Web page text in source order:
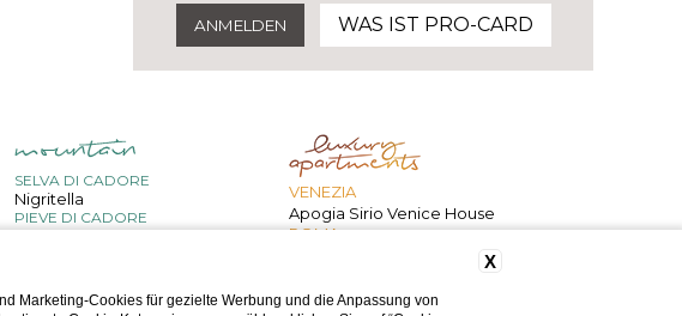
WAS IST PRO-CARD
SELVA DI CADORE
Nigritella
PIEVE DI CADORE
Belvedere
VENEZIA
Apogia Sirio Venice House
ROMA
X
Marketing-Cookies für gezielte Werbung und die Anpassung von